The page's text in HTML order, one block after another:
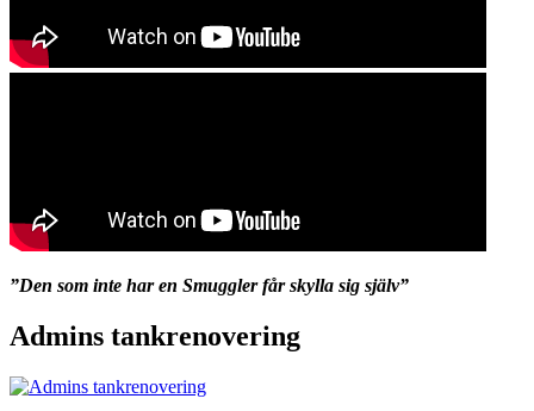
”Den som inte har en Smuggler får skylla sig själv”
Admins tankrenovering